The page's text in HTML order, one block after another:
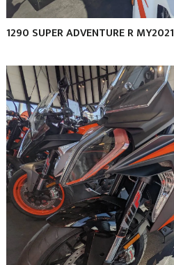
1290 SUPER ADVENTURE R MY2021